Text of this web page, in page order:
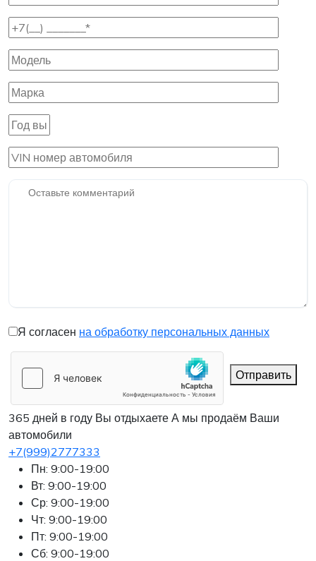
Я согласен на обработку персональных данных
Отправить
365 дней в году Вы отдыхаете А мы продаём Ваши
автомобили
+7(999)2777333
Пн: 9:00-19:00
Вт: 9:00-19:00
Ср: 9:00-19:00
Чт: 9:00-19:00
Пт: 9:00-19:00
Сб: 9:00-19:00